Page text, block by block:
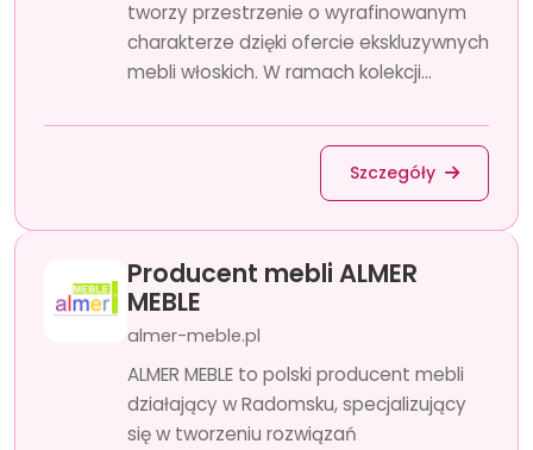
tworzy przestrzenie o wyrafinowanym
charakterze dzięki ofercie ekskluzywnych
mebli włoskich. W ramach kolekcji...
Szczegóły
Producent mebli ALMER
MEBLE
almer-meble.pl
ALMER MEBLE to polski producent mebli
działający w Radomsku, specjalizujący
się w tworzeniu rozwiązań